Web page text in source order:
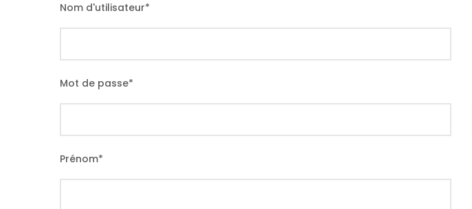
Nom d'utilisateur*
Mot de passe*
Prénom*